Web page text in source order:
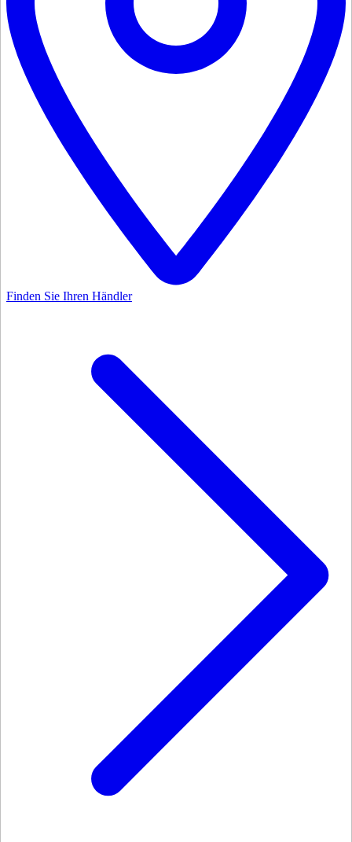
Finden Sie Ihren Händler